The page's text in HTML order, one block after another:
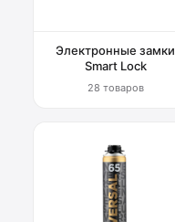
Электронные замки
Smart Lock
28 товаров